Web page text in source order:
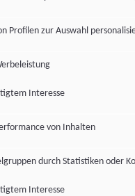
Profilen zur Auswahl
Interesse
von Inhalten
durch Statistiken oder
Interesse